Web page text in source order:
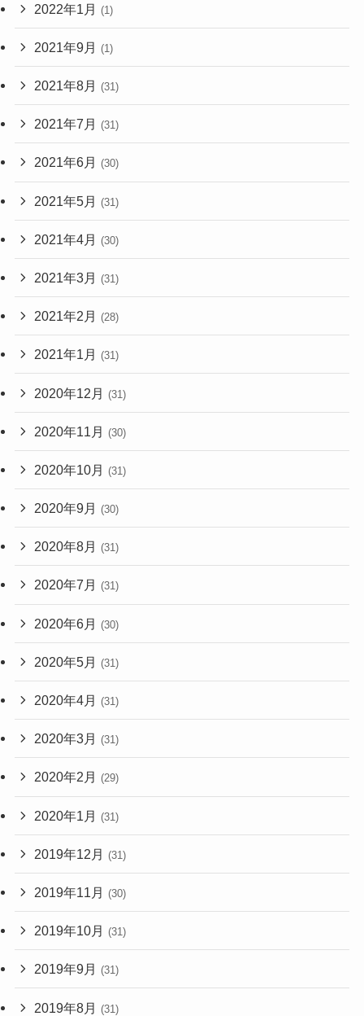
2022年1月 (1)
2021年9月 (1)
2021年8月 (31)
2021年7月 (31)
2021年6月 (30)
2021年5月 (31)
2021年4月 (30)
2021年3月 (31)
2021年2月 (28)
2021年1月 (31)
2020年12月 (31)
2020年11月 (30)
2020年10月 (31)
2020年9月 (30)
2020年8月 (31)
2020年7月 (31)
2020年6月 (30)
2020年5月 (31)
2020年4月 (31)
2020年3月 (31)
2020年2月 (29)
2020年1月 (31)
2019年12月 (31)
2019年11月 (30)
2019年10月 (31)
2019年9月 (31)
2019年8月 (31)